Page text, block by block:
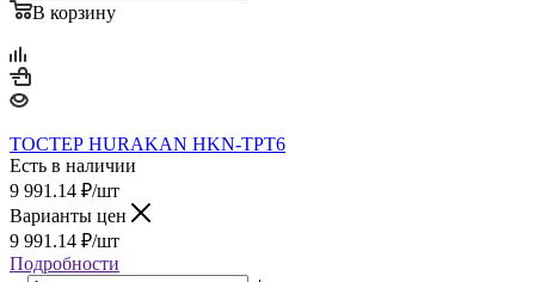
В корзину
ТОСТЕР HURAKAN HKN-TPT6
Есть в наличии
9 991.14 ₽/шт
Варианты цен
9 991.14 ₽/шт
Подробности